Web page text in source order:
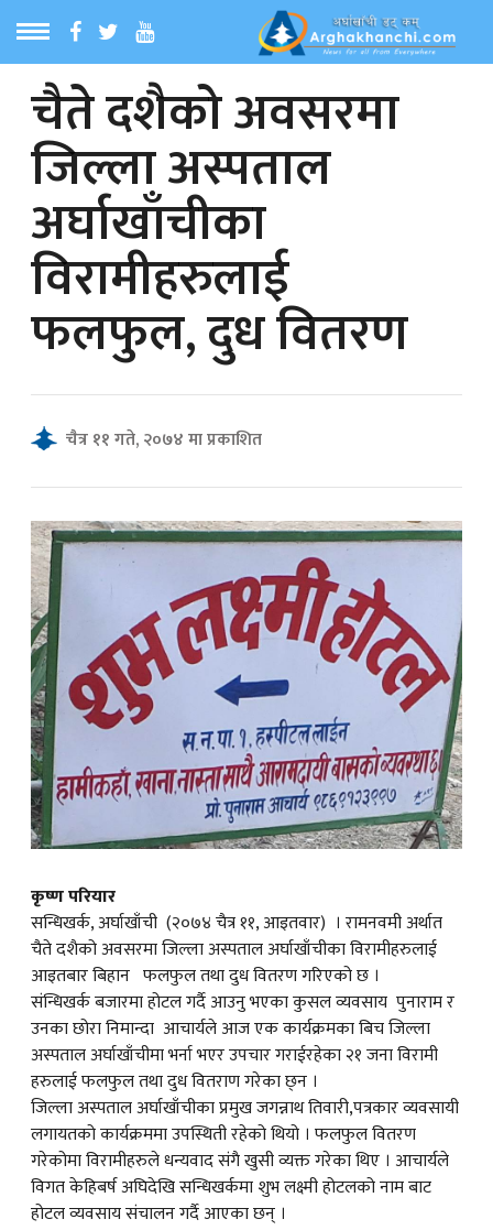
MENU
समाचार
समाचार
News
चैते दशैको अवसरमा
जिल्ला अस्पताल
अर्घाखाँचीका
विरामीहरुलाई
फलफुल, दुध वितरण
चैत्र ११ गते, २०७४ मा प्रकाशित
कृष्ण परियार
सन्धिखर्क, अर्घाखाँची (२०७४ चैत्र ११, आइतवार) । रामनवमी अर्थात
चैते दशैको अवसरमा जिल्ला अस्पताल अर्घाखाँचीका विरामीहरुलाई
आइतबार बिहान फलफुल तथा दुध वितरण गरिएको छ ।
संन्धिखर्क बजारमा होटल गर्दै आउनु भएका कुसल व्यवसाय पुनाराम र
उनका छोरा निमान्दा आचार्यले आज एक कार्यक्रमका बिच जिल्ला
अस्पताल अर्घाखाँचीमा भर्ना भएर उपचार गराईरहेका २१ जना विरामी
हरुलाई फलफुल तथा दुध वितराण गरेका छ्न ।
जिल्ला अस्पताल अर्घाखाँचीका प्रमुख जगन्नाथ तिवारी,पत्रकार व्यवसायी
लगायतको कार्यक्रममा उपस्थिती रहेको थियो । फलफुल वितरण
गरेकोमा विरामीहरुले धन्यवाद संगै खुसी व्यक्त गरेका थिए । आचार्यले
विगत केहिबर्ष अघिदेखि सन्धिखर्कमा शुभ लक्ष्मी होटलको नाम बाट
होटल व्यवसाय संचालन गर्दै आएका छन् ।